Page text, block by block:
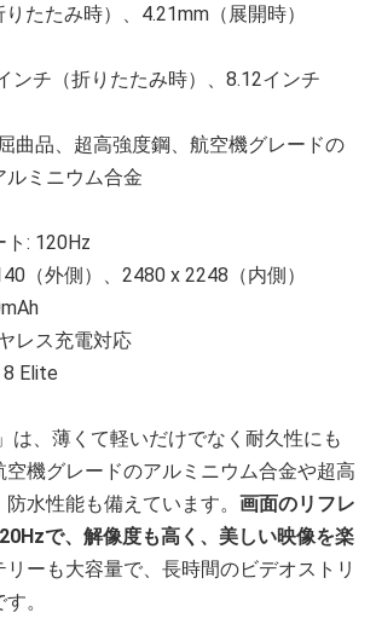
たたみ時）、4.21mm（展開時）
ンチ（折りたたみ時）、8.12インチ
曲品、超高強度鋼、航空機グレードの
ルミニウム合金
ト: 120Hz
（外側）、2480 x 2248（内側）
レス充電対応
8 Elite
は、薄くて軽いだけでなく耐久性にも
機グレードのアルミニウム合金や超高
水性能も備えています。 画面のリフレ
で、解像度も高く、美しい映像を楽
リーも大容量で、長時間のビデオストリ
。